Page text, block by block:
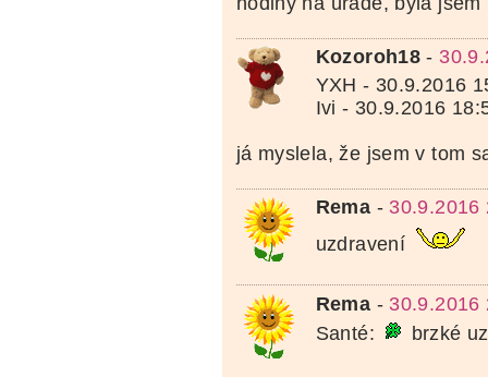
Kozoroh18 -
YXH - 30.9.2016
Ivi - 30.9.2016
já myslela, že jsem v tom
Rema - 30.9.2016
uzdravení
Rema - 30.9.2016
Santé:
brzké